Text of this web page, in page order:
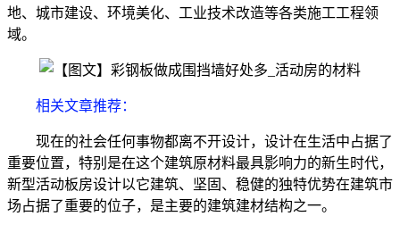
地、城市建设、环境美化、工业技术改造等各类施工工程领
域。
相关文章推荐：
现在的社会任何事物都离不开设计，设计在生活中占据了
重要位置，特别是在这个建筑原材料最具影响力的新生时代，
新型活动板房设计以它建筑、坚固、稳健的独特优势在建筑市
场占据了重要的位子，是主要的建筑建材结构之一。